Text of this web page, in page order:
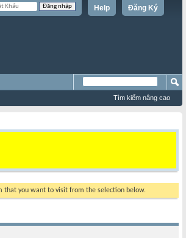
Đăng Ký
Help
Tìm kiếm nâng cao
that you want to visit from the selection below.